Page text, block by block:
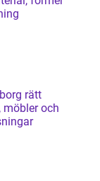
rätt
möbler och